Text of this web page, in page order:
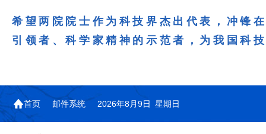
希望两院院士作为科技界杰出代表，冲锋
引领者、科学家精神的示范者，为我国科
首页 邮件系统 2026年8月9日 星期日